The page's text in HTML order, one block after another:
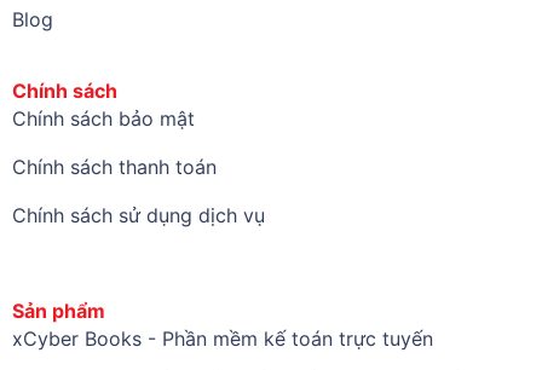
Blog
Chính sách
Chính sách bảo mật
Chính sách thanh toán
Chính sách sử dụng dịch vụ
Sản phẩm
xCyber Books - Phần mềm kế toán trực tuyến